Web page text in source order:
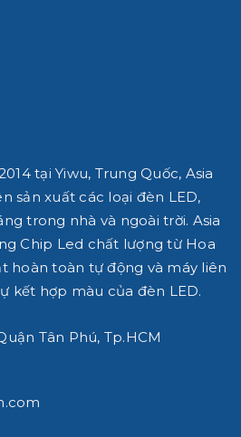
tại Yiwu, Trung Quốc, Asia
sản xuất các loại đèn LED,
trong nhà và ngoài trời. Asia
Chip Led chất lượng từ Hoa
hoàn toàn tự động và máy liên
kết hợp màu của đèn LED.
Tân Phú, Tp.HCM